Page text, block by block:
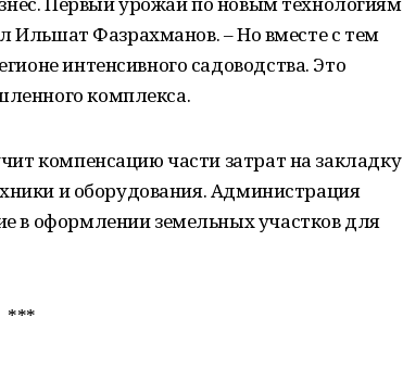
Ильшат Фазрахманов. – Но вместе с тем
интенсивного садоводства. Это
комплекса.
компенсацию части затрат на закладку
и оборудования. Администрация
в оформлении земельных участков для
***